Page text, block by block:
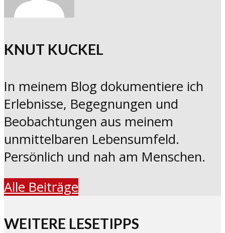
KNUT KUCKEL
In meinem Blog dokumentiere ich
Erlebnisse, Begegnungen und
Beobachtungen aus meinem
unmittelbaren Lebensumfeld.
Persönlich und nah am Menschen.
Alle Beiträge
WEITERE LESETIPPS